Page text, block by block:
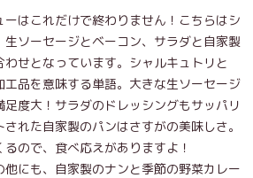
はこれだけで終わりません！こちらはシ
生ソーセージとベーコン、サラダと自家製
せとなっています。シャルキュトリと
品を意味する単語。大きな生ソーセージ
度大！サラダのドレッシングもサッパリ
れた自家製のパンはさすがの美味しさ。
ので、食べ応えがありますよ！
にも、自家製のナンと季節の野菜カレー